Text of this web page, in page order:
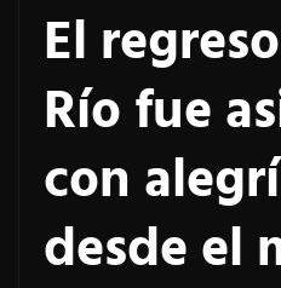
El
Río fue
con
desde el